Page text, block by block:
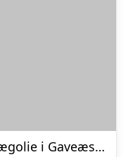
Skægolie i Gaveæske – 24 Dufte